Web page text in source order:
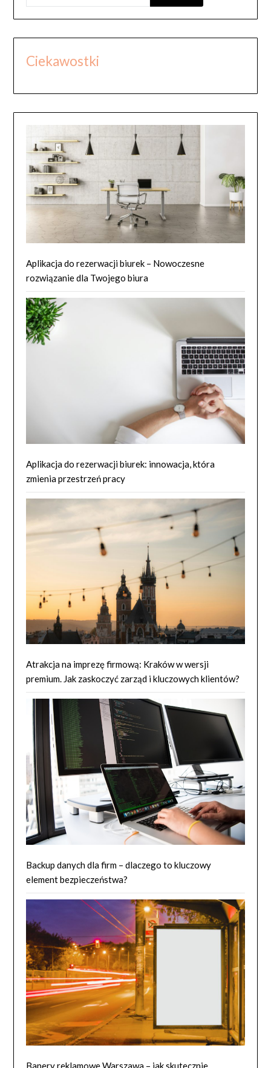
Ciekawostki
Aplikacja do rezerwacji biurek – Nowoczesne
rozwiązanie dla Twojego biura
Aplikacja do rezerwacji biurek: innowacja, która
zmienia przestrzeń pracy
Atrakcja na imprezę firmową: Kraków w wersji
premium. Jak zaskoczyć zarząd i kluczowych klientów?
Backup danych dla firm – dlaczego to kluczowy
element bezpieczeństwa?
Banery reklamowe Warszawa – jak skutecznie